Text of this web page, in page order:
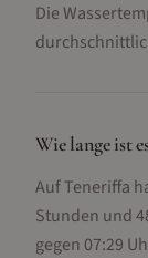
Die
Wie lange ist
Auf Teneriffa
Stunden und
gegen 07:29